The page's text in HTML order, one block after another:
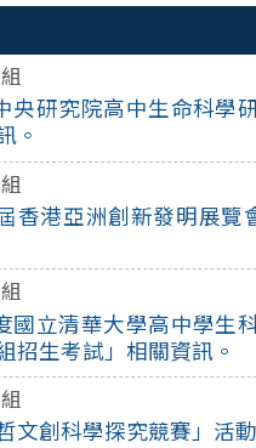
央研究院高中生命科學
。
香港亞洲創新發明展覽
國立清華大學高中學生
招生考試」相關資訊。
文創科學探究競賽」活